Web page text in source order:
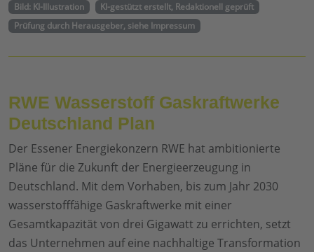
Bild: KI-Illustration
KI-gestützt erstellt, Redaktionell geprüft
Prüfung durch Herausgeber, siehe Impressum
RWE Wasserstoff Gaskraftwerke
Deutschland Plan
Der Essener Energiekonzern RWE hat ambitionierte
Pläne für die Zukunft der Energieerzeugung in
Deutschland. Mit dem Vorhaben, bis zum Jahr 2030
wasserstofffähige Gaskraftwerke mit einer
Gesamtkapazität von drei Gigawatt zu errichten, setzt
das Unternehmen auf eine nachhaltige Transformation